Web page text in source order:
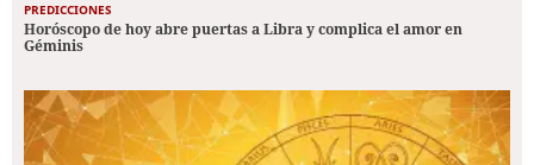
PREDICCIONES
Horóscopo de hoy abre puertas a Libra y complica el amor en
Géminis